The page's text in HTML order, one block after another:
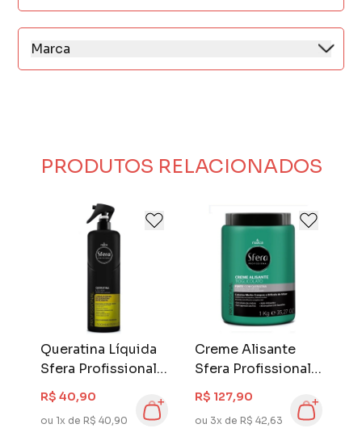
Marca
Transformação capilar com fios alinhados e
PRODUTOS RELACIONADOS
Queratina Líquida
Sfera Profissional
500 ml
R$ 40,90
ou 1x de R$ 40,90
Creme Alisante
Sfera Profissional 1
Kg Forte
R$ 127,90
ou 3x de R$ 42,63